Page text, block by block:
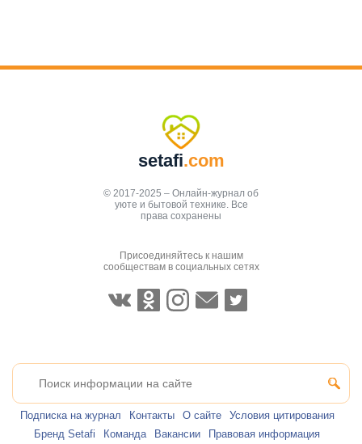
setafi.com
© 2017-2025 – Онлайн-журнал об
уюте и бытовой технике. Все
права сохранены
Присоединяйтесь к нашим
сообществам в социальных сетях
Подписка на журнал Контакты О сайте
Условия цитирования
Бренд Setafi
Команда Вакансии Правовая информация